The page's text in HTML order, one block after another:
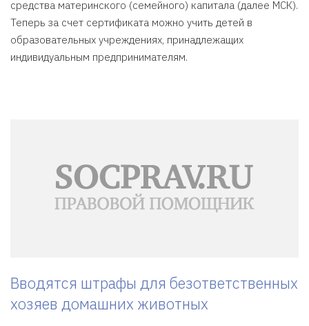
средства материнского (семейного) капитала (далее МСК).
Теперь за счет сертификата можно учить детей в
образовательных учреждениях, принадлежащих
индивидуальным предпринимателям.
Вводятся штрафы для безответственных
хозяев домашних животных